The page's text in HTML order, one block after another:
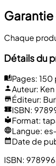
Chaque
Détails du
Pages: 150
Auteur:
Éditeur:
ISBN:
Format:
Langue:
Date de
ISBN: